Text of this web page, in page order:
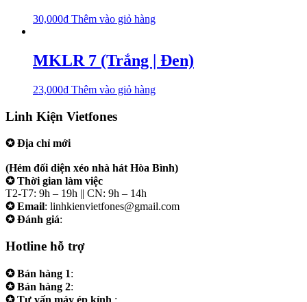
30,000₫ Thêm vào giỏ hàng
MKLR 7 (Trắng | Đen)
23,000₫ Thêm vào giỏ hàng
Linh Kiện Vietfones
✪ Địa chỉ mới
(Hẻm đối diện xéo nhà hát Hòa Bình)
✪ Thời gian làm việc
T2-T7: 9h – 19h || CN: 9h – 14h
✪ Email: linhkienvietfones@gmail.com
✪ Đánh giá:
Hotline hỗ trợ
✪ Bán hàng 1:
✪ Bán hàng 2:
✪ Tư vấn máy ép kính :